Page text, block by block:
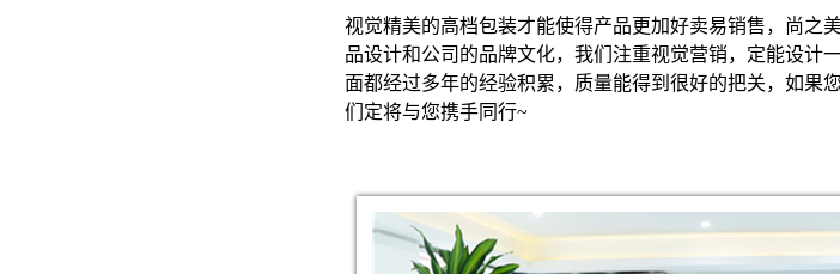
视觉精美的高档包装才能使得产品更加好卖易销售，尚之
品设计和公司的品牌文化，我们注重视觉营销，定能设计
面都经过多年的经验积累，质量能得到很好的把关，如果
们定将与您携手同行~